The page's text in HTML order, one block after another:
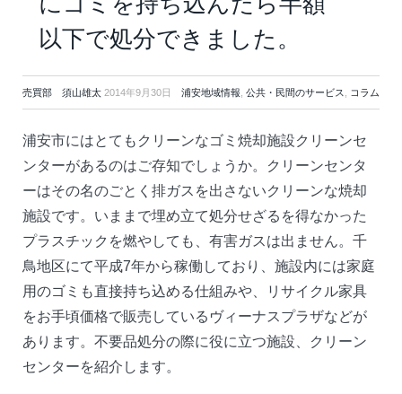
以下で処分できました。
売買部 須山雄太 2014年9月30日 浦安地域情報, 公共・民間のサービス, コラム
浦安市にはとてもクリーンなゴミ焼却施設クリーンセ
ンターがあるのはご存知でしょうか。クリーンセンタ
ーはその名のごとく排ガスを出さないクリーンな焼却
施設です。いままで埋め立て処分せざるを得なかった
プラスチックを燃やしても、有害ガスは出ません。千
鳥地区にて平成7年から稼働しており、施設内には家庭
用のゴミも直接持ち込める仕組みや、リサイクル家具
をお手頃価格で販売しているヴィーナスプラザなどが
あります。不要品処分の際に役に立つ施設、クリーン
センターを紹介します。